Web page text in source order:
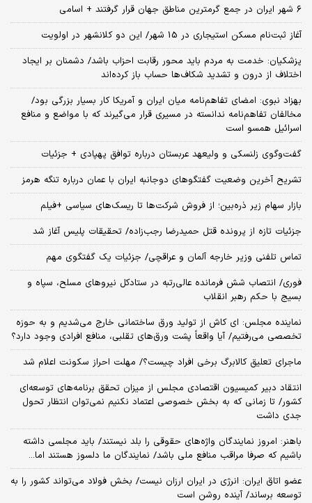
۶ شهر ایران در جمع گرمترین مناطق جهان قرار گرفتند + اسامی
آغاز ثبت‌نام مسکن استیجاری در 15 شهر/ این دو کلانشهر در اولویت
پزشکیان: خدمت به مردم باید محور رقابت احزاب باشد/ دشمنان بر ایجاد
اختلاف از درون و تشدید شکاف‌ها حساب باز کرده‌اند
بهزاد نبوی: امضای تفاهم‌نامه میان ایران و آمریکا کار بسیار بزرگی بود/
مخالفان تفاهم‌نامه ندانسته در مسیری قرار می‌گیرند که با مواضع و منافع
اسرائیل همسو است
گفت‌وگوی زلنسکی و ولیعهد عربستان درباره توافق پهپادی + جزئیات
تشریح آخرین وضعیت گفتگوهای دوجانبه ایران با عمان درباره تنگه هرمز
بازار سهام زیر ذره‌بین؛ از فروش شرکت‌ها تا ریسک‌های سیاسی +فیلم
جزئیات تازه از پرونده قتل حمیدرضا رجب‌زاده/ تحقیقات پلیس آغاز شد
تماس تلفنی وزیر خارجه آلمان و عراقچی/ جزئیات یک گفتگوی مهم
فوری/ انتصاب شش فرمانده عالی‌رتبه در ستادکل نیروهای مسلح، سپاه و
بسیج با حکم رهبر انقلاب
نماینده مجلس: ای‌ کاش از تولید ورق ساختمانی خارج می‌شدیم و به حوزه
تخصصی می‌رفتیم/ آیا واقعاً پشت ورق‌های تقلبی، منافع افرادی وجود دارد؟
ماجرای تعلیق کالابرگ برخی افراد چیست؟/ مهلت احراز سکونت اعلام شد
انتقاد دبیر کمیسیون اقتصادی مجلس از میزان تحقق برنامه‌های توسعه‌ای
کشور/ تا زمانی که به بخش خصوصی اعتماد نکنیم نمی‌توان انتظار تحول
جدی داشت
باهنر: امروز نمایندگان واژه‌های حقوقی را بلد نیستند/ باید مجلسی داشته
باشیم که صرفا مراقب منافع ملی باشد/ نمایندگان ما دلسوز هستند اما...
عضو اتاق ایران: انرژی در ایران ارزان نیست/ بخش فولاد می‌تواند کشور را به
توسعه برساند/ آینده روشن است